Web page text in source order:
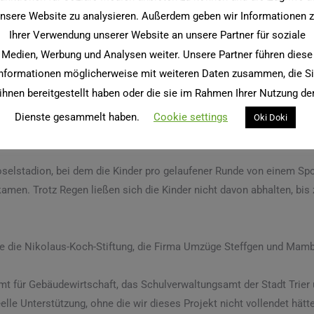
Schulleitung von Frau Wingertszahn übernahm, existierten
es nicht nur um die Errichtung einer Kletterwand ging,
entstehen sollte.
„run out“, die auch den „Cube“ in Trier gebaut hat,
wie Überhang und „um die Ecke“-Klettern sorgten
bei dem die Kinder pro gelaufener Runde von einem
Trotz Regen ließen sich die Kinder nicht davon abhalten, bis
die Nikolaus-Koch-Stiftung, die Firma Umzüge Steffgen und
für Gebäudewirtschaft, das Schulverwaltungsamt der Stadt Trier
Unterstützung, ohne die wir dieses Projekt nicht vollendet
Website zu analysieren. Außerdem geben wir Informationen
Ihrer Verwendung unserer Website an unsere Partner für soziale
Medien, Werbung und Analysen weiter. Unsere Partner führen diese
möglicherweise mit weiteren Daten zusammen, die
ihnen bereitgestellt haben oder die sie im Rahmen Ihrer Nutzung
Dienste gesammelt haben.
Cookie settings Oki Doki